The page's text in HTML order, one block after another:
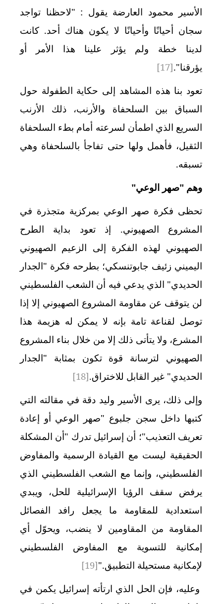
الأسير محمود العارضة يقول : "لاحظنا تواجد
سجان أحيانًا وأحيانًا لا يكون هناك أحد. كانت
لدينا خطة ولم يؤثر علينا هذا الأمر أو
يؤرقنا".[17]
تعود بنا هذه المشاهد إلى حكاية الطفولة حول
السباق بين السلحفاة والأرنب، ذلك الأرنب
السريع الذي اطمأن لسرعته أمام بطء السلحفاة
الثقيل، فأهمل ولها حتى تفاجأ بالسلحفاة وهي
تسبقه.
وهم "صهر الوعي"
تحظى فكرة صهر الوعي بمركزية متجذرة في
المشروع الصهيوني. إذ تعود بداية الطرح
الصهيوني لهذه الفكرة إلى الزعيم الصهيوني
اليميني زئيف جابوتنسكي؛ بطرحه فكرة "الجدار
الحديدي" الذي يدعي فيه أن الشعب الفلسطيني
لن يتوقف عن مقاومة المشروع الصهيوني إلا إذا
توصل لقناعة تامة بإنه لا يمكن له هزيمة هذا
المشرع، ولا يتأتى ذلك إلا من خلال بناء المشروع
الصهيوني لترسانة قوة تكون بمثابة "الجدار
الحديدي" غير القابل للاختراق.[18]
وإلى ذلك، يرى الأسير وليد دقة في مقالته التي
كتبها داخل سجن جلبوع "صهر الوعي أو إعادة
تعريف التعذيب"؛ أن إسرائيل تدرك "أن المشكلة
الحقيقية ليست مع القيادة الرسمية والمفاوض
الفلسطيني، وإنما مع الشعب الفلسطيني الذي
يرفض سقف الرؤيا الإسرائيلية للحل، ويبدي
استعدادية للمقاومة ما يجعل رافد الفصائل
المقاومة من المقاومين لا ينضب، ويحوّل أي
إمكانية للتسوية مع المفاوض الفلسطيني
لإمكانية مستحيلة التطبيق."[19]
وعليه، فإن الحل الذي ارتأته إسرائيل يكمن في